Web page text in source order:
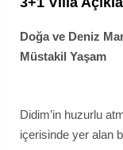
Doğa ve Deniz
Müstakil Yaşam
Didim’in huzurlu
içerisinde yer alan